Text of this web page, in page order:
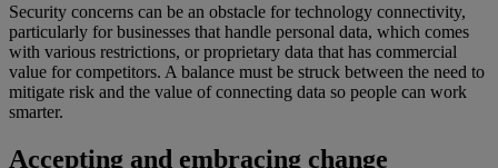
Security concerns can be an obstacle for technology connectivity,
particularly for businesses that handle personal data, which comes
with various restrictions, or proprietary data that has commercial
value for competitors. A balance must be struck between the need to
mitigate risk and the value of connecting data so people can work
smarter.
Accepting and embracing change